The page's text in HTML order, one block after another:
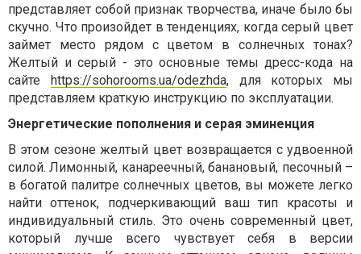
представляет собой признак творчества, иначе было бы
скучно. Что произойдет в тенденциях, когда серый цвет
займет место рядом с цветом в солнечных тонах?
Желтый и серый - это основные темы дресс-кода на
сайте https://sohorooms.ua/odezhda, для которых мы
представляем краткую инструкцию по эксплуатации.
Энергетические пополнения и серая эминенция
В этом сезоне желтый цвет возвращается с удвоенной
силой. Лимонный, канареечный, банановый, песочный –
в богатой палитре солнечных цветов, вы можете легко
найти оттенок, подчеркивающий ваш тип красоты и
индивидуальный стиль. Это очень современный цвет,
который лучше всего чувствует себя в версии